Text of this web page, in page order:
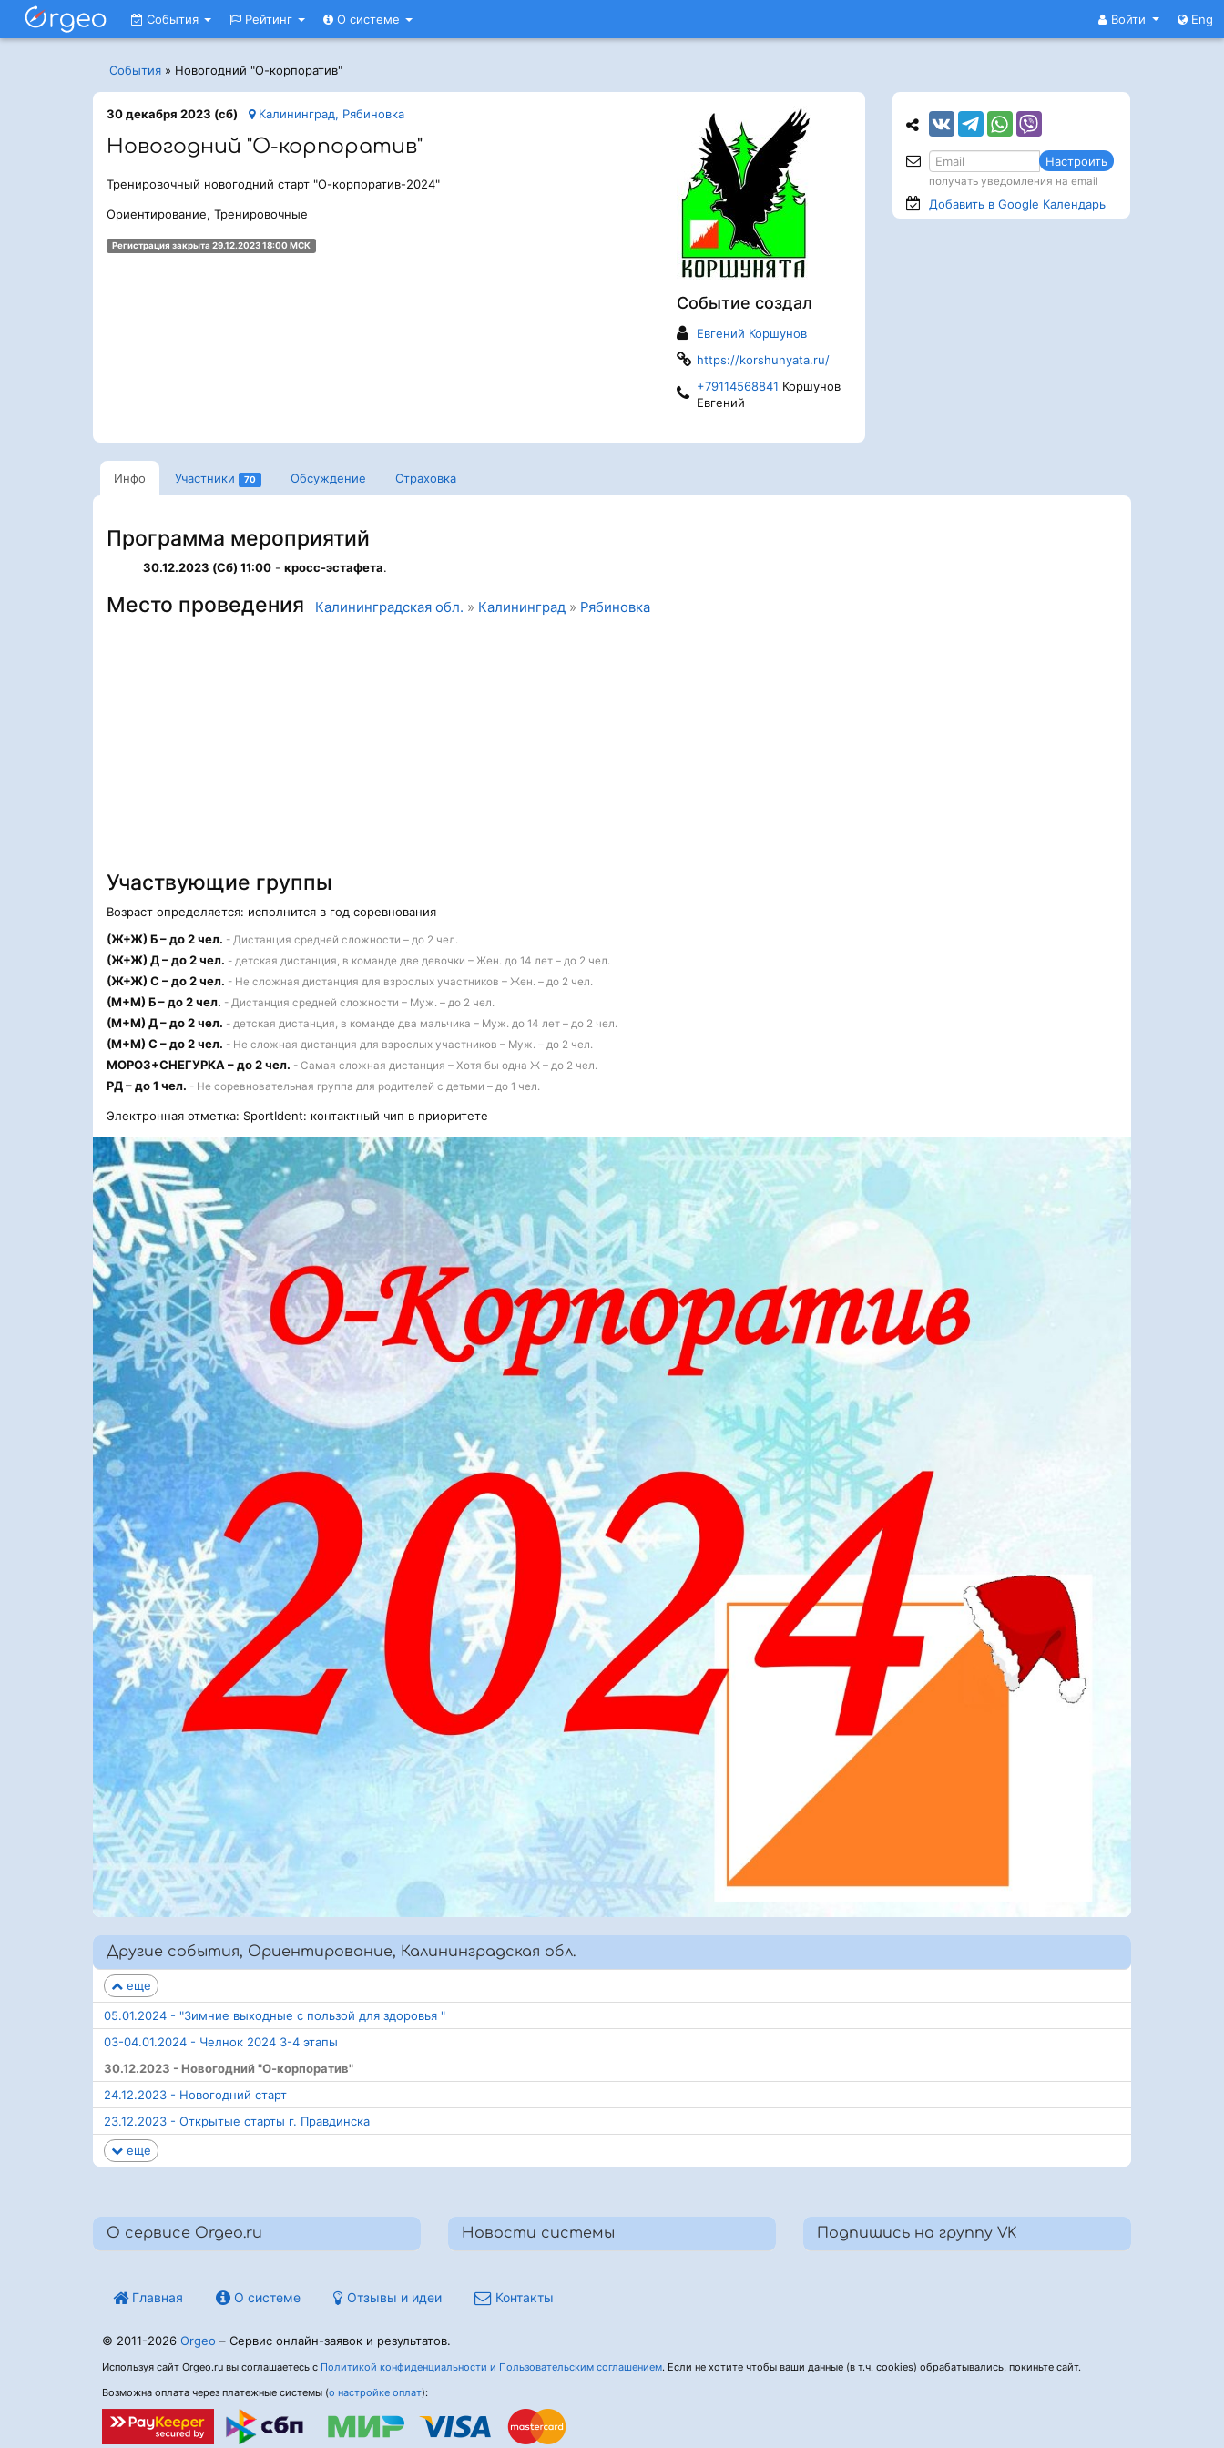
Войти Eng
События Рейтинг О системе
События » Новогодний "О-корпоратив"
Событие создал
Евгений Коршунов
https://korshunyata.ru/
+79114568841 Коршунов
Евгений
30 декабря 2023 (сб) Калининград, Рябиновка
Новогодний "О-корпоратив"
Тренировочный новогодний старт "О-корпоратив-2024"
Ориентирование, Тренировочные
Регистрация закрыта 29.12.2023 18:00 МСК
Инфо Участники 70 Обсуждение Страховка
Программа мероприятий
30.12.2023 (Сб) 11:00 - кросс-эстафета.
Место проведения Калининградская обл. » Калининград » Рябиновка
Участвующие группы
Возраст определяется: исполнится в год соревнования
(Ж+Ж) Б – до 2 чел. - Дистанция средней сложности – до 2 чел.
(Ж+Ж) Д – до 2 чел. - детская дистанция, в команде две девочки – Жен. до 14 лет – до 2 чел.
(Ж+Ж) С – до 2 чел. - Не сложная дистанция для взрослых участников – Жен. – до 2 чел.
(М+М) Б – до 2 чел. - Дистанция средней сложности – Муж. – до 2 чел.
(М+М) Д – до 2 чел. - детская дистанция, в команде два мальчика – Муж. до 14 лет – до 2 чел.
(М+М) С – до 2 чел. - Не сложная дистанция для взрослых участников – Муж. – до 2 чел.
МОРОЗ+СНЕГУРКА – до 2 чел. - Самая сложная дистанция – Хотя бы одна Ж – до 2 чел.
РД – до 1 чел. - Не соревновательная группа для родителей с детьми – до 1 чел.
Электронная отметка: SportIdent: контактный чип в приоритете
Другие события, Ориентирование, Калининградская обл.
еще
05.01.2024 - "Зимние выходные с пользой для здоровья "
03-04.01.2024 - Челнок 2024 3-4 этапы
30.12.2023 - Новогодний "О-корпоратив"
24.12.2023 - Новогодний старт
23.12.2023 - Открытые старты г. Правдинска
еще
Настроить
получать уведомления на email
Добавить в Google Календарь
О сервисе Orgeo.ru Новости системы Подпишись на группу VK
Главная О системе Отзывы и идеи Контакты
© 2011-2026 Orgeo – Сервис онлайн-заявок и результатов.
Используя сайт Orgeo.ru вы соглашаетесь с Политикой конфиденциальности и Пользовательским соглашением. Если не хотите чтобы ваши данные (в т.ч. cookies) обрабатывались, покиньте сайт.
Возможна оплата через платежные системы (о настройке оплат):